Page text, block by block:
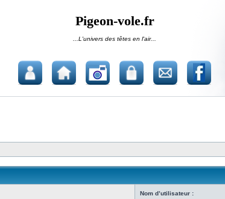
Pigeon-vole.fr
...L'univers des têtes en l'air...
Nom d’utilisateur :